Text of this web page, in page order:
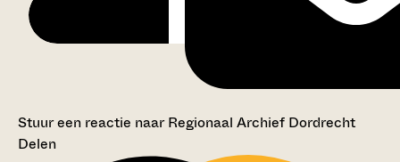
Stuur een reactie naar Regionaal Archief Dordrecht
Delen